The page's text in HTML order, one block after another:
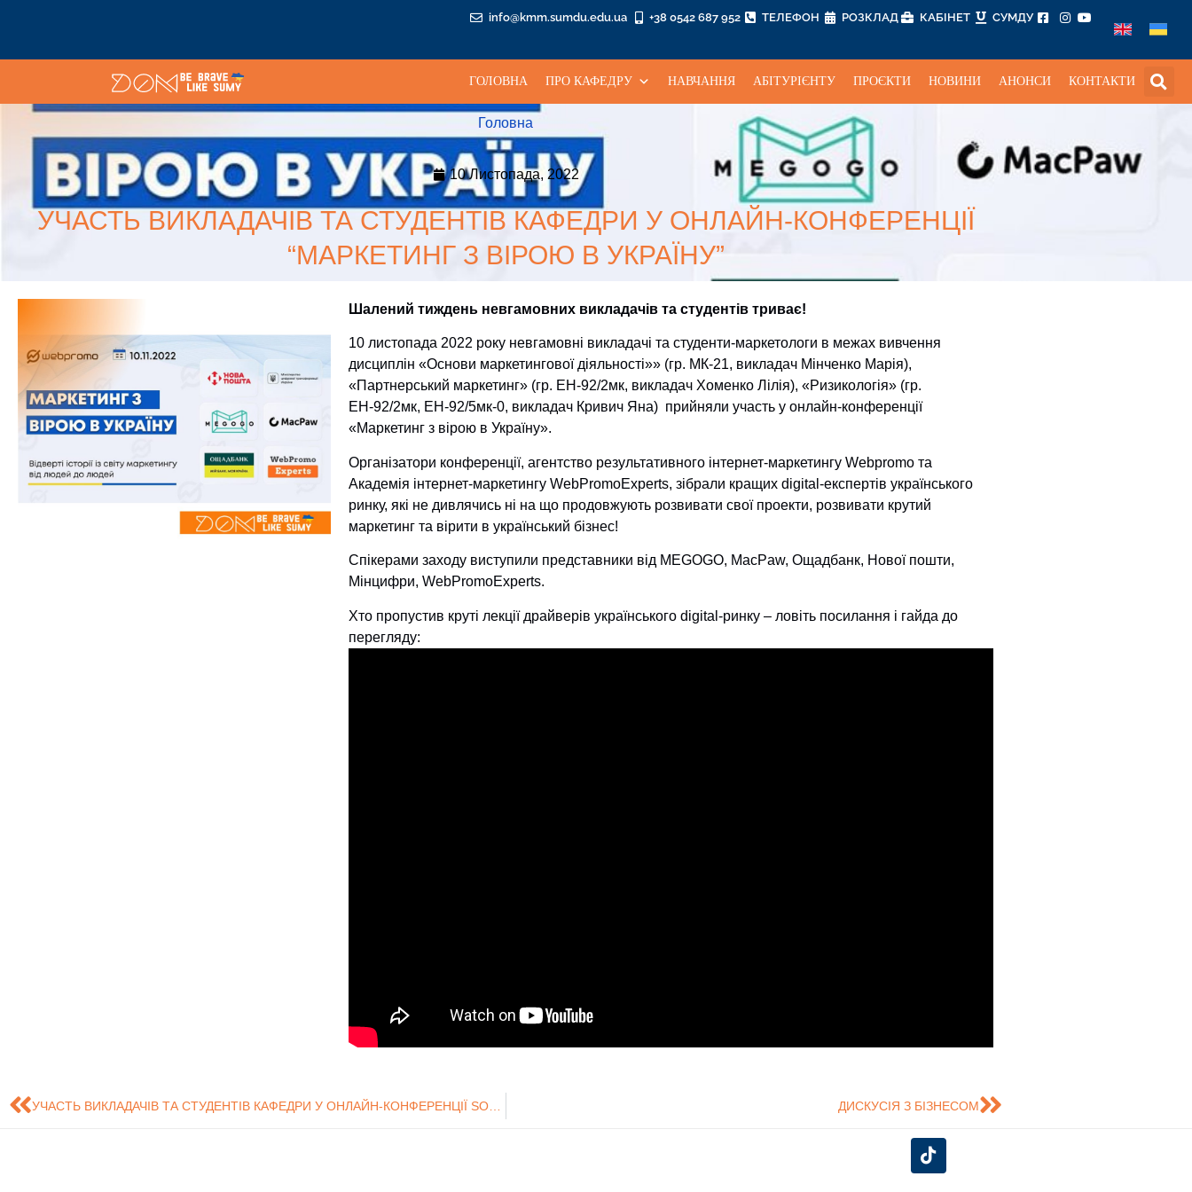
info@kmm.sumdu.edu.ua +38 0542 687 952 ТЕЛЕФОН РОЗКЛАД КАБІНЕТ СУМДУ
ГОЛОВНА ПРО КАФЕДРУ НАВЧАННЯ АБІТУРІЄНТУ ПРОЄКТИ НОВИНИ АНОНСИ КОНТАКТИ
Головна
10 Листопада, 2022
УЧАСТЬ ВИКЛАДАЧІВ ТА СТУДЕНТІВ КАФЕДРИ У ОНЛАЙН-КОНФЕРЕНЦІЇ
“МАРКЕТИНГ З ВІРОЮ В УКРАЇНУ”
Шалений тиждень невгамовних викладачів та студентів триває!
10 листопада 2022 року невгамовні викладачі та студенти-маркетологи в межах вивчення
дисциплін «Основи маркетингової діяльності»» (гр. МК-21, викладач Мінченко Марія),
«Партнерський маркетинг» (гр. ЕН-92/2мк, викладач Хоменко Лілія), «Ризикологія» (гр.
ЕН-92/2мк, ЕН-92/5мк-0, викладач Кривич Яна) прийняли участь у онлайн-конференції
«Маркетинг з вірою в Україну».
Організатори конференції, агентство результативного інтернет-маркетингу Webpromo та
Академія інтернет-маркетингу WebPromoExperts, зібрали кращих digital-експертів українського
ринку, які не дивлячись ні на що продовжують розвивати свої проекти, розвивати крутий
маркетинг та вірити в український бізнес!
Спікерами заходу виступили представники від MEGOGO, MacPaw, Ощадбанк, Нової пошти,
Мінцифри, WebPromoExperts.
Хто пропустив круті лекції драйверів українського digital-ринку – ловіть посилання і гайда до
перегляду:
ДИСКУСІЯ З БІЗНЕСОМ